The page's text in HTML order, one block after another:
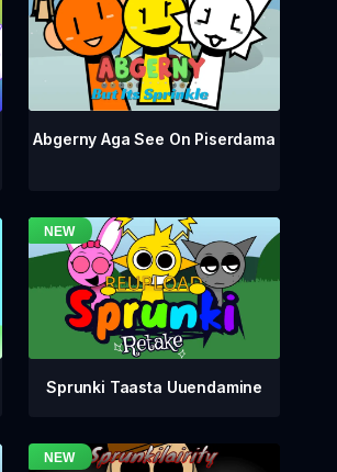
Abgerny Aga See On Piserdama
Sprunki Taasta Uuendamine